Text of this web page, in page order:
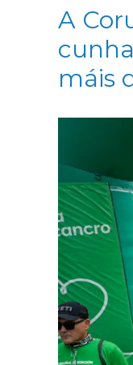
A
máis